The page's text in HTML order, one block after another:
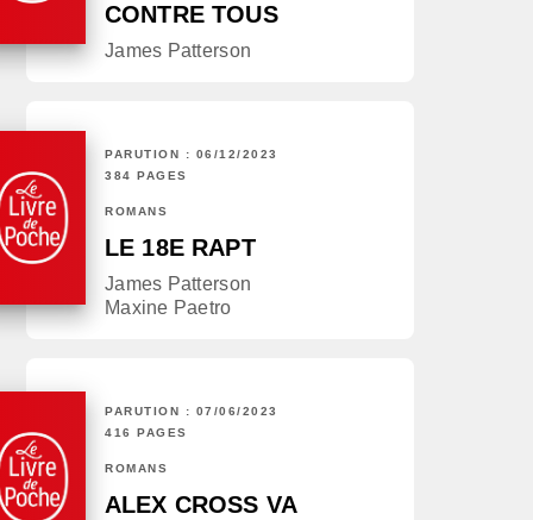
CONTRE TOUS
James Patterson
PARUTION : 06/12/2023
384 PAGES
ROMANS
LE 18E RAPT
James Patterson
Maxine Paetro
PARUTION : 07/06/2023
416 PAGES
ROMANS
ALEX CROSS VA